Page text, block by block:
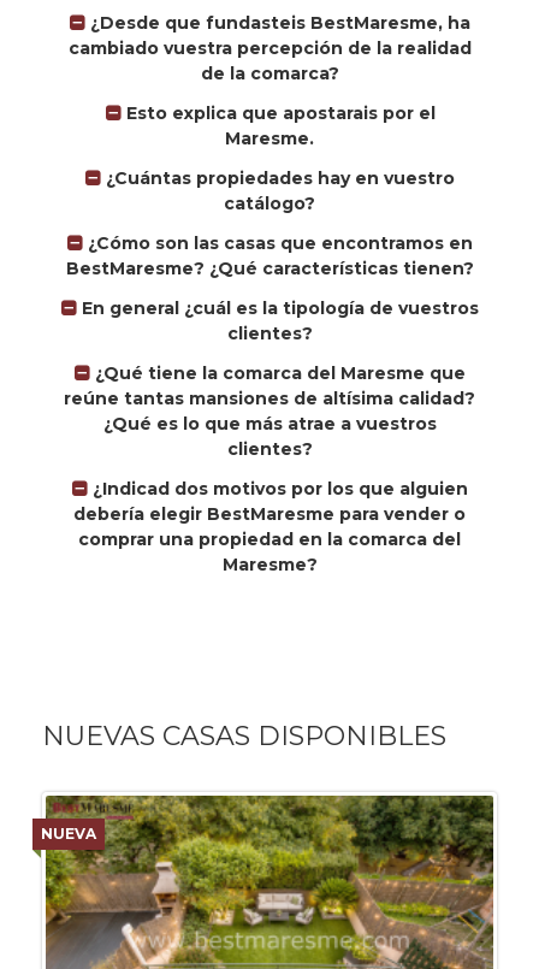
¿Desde que fundasteis BestMaresme, ha
cambiado vuestra percepción de la realidad
de la comarca?
Esto explica que apostarais por el
Maresme.
¿Cuántas propiedades hay en vuestro
catálogo?
¿Cómo son las casas que encontramos en
BestMaresme? ¿Qué características tienen?
En general ¿cuál es la tipología de vuestros
clientes?
¿Qué tiene la comarca del Maresme que
reúne tantas mansiones de altísima calidad?
¿Qué es lo que más atrae a vuestros
clientes?
¿Indicad dos motivos por los que alguien
debería elegir BestMaresme para vender o
comprar una propiedad en la comarca del
Maresme?
NUEVAS CASAS DISPONIBLES
NUEVA